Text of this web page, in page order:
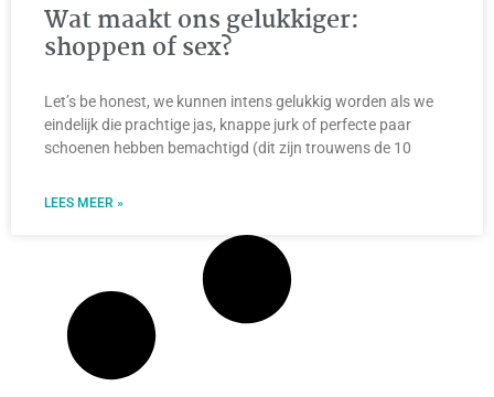
Wat maakt ons gelukkiger:
shoppen of sex?
Let’s be honest, we kunnen intens gelukkig worden als we
eindelijk die prachtige jas, knappe jurk of perfecte paar
schoenen hebben bemachtigd (dit zijn trouwens de 10
LEES MEER »